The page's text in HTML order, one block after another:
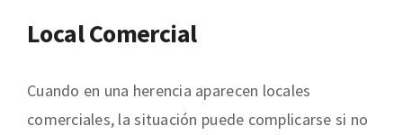
Local Comercial
Cuando en una herencia aparecen locales
comerciales, la situación puede complicarse si no